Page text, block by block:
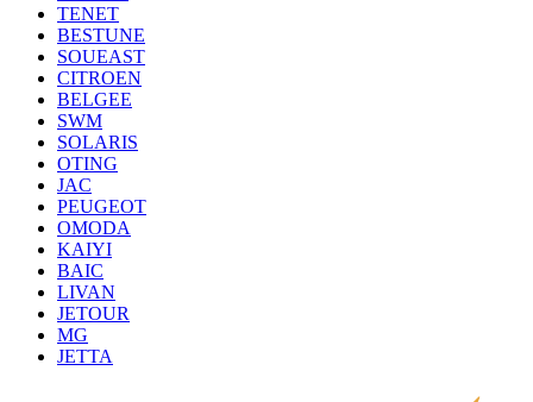
TENET
BESTUNE
SOUEAST
CITROEN
BELGEE
SWM
SOLARIS
OTING
JAC
PEUGEOT
OMODA
KAIYI
BAIC
LIVAN
JETOUR
MG
JETTA